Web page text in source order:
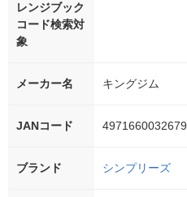
レンジブック
コード検索対
象
メーカー名 キングジム
JANコード 4971660032679
ブランド シンプリーズ